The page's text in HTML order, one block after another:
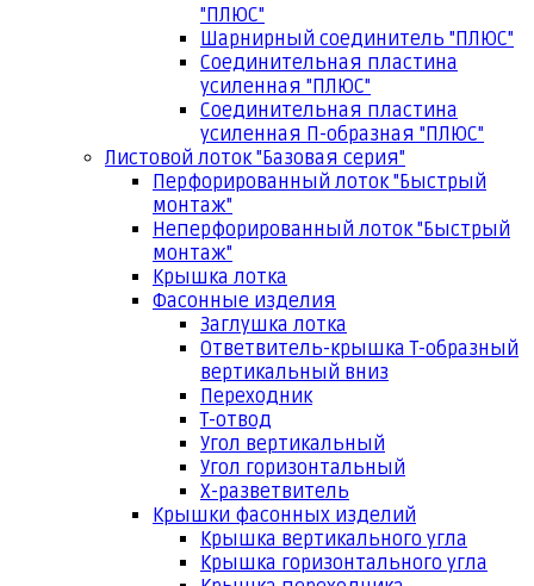
"ПЛЮС"
Шарнирный соединитель "ПЛЮС"
Соединительная пластина
усиленная "ПЛЮС"
Соединительная пластина
усиленная П-образная "ПЛЮС"
Листовой лоток "Базовая серия"
Перфорированный лоток "Быстрый
монтаж"
Неперфорированный лоток "Быстрый
монтаж"
Крышка лотка
Фасонные изделия
Заглушка лотка
Ответвитель-крышка Т-образный
вертикальный вниз
Переходник
Т-отвод
Угол вертикальный
Угол горизонтальный
Х-разветвитель
Крышки фасонных изделий
Крышка вертикального угла
Крышка горизонтального угла